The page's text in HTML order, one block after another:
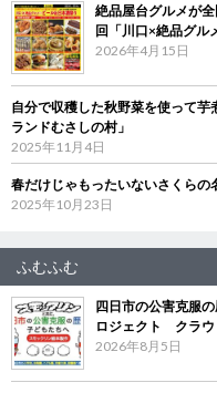
絶品屋台グルメが
回「川口×絶品グル
2026年4月15日
自分で収穫した秋野菜を使って
ランドむさしの村」
2025年11月4日
春だけじゃもったいないさくらの
2025年10月23日
ふむふむ
四日市の公害克服
ロジェクト クラウ
2026年8月5日